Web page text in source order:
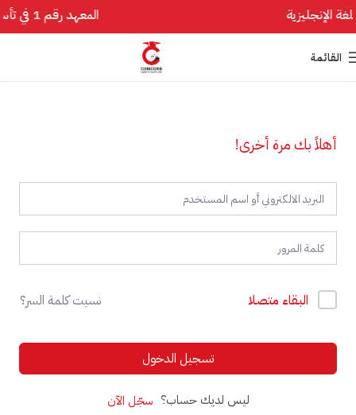
المعهد رقم 1 في تأسيس اللغة الإنجليزية
القائمة
أهلاً بك مرة أخرى!
البقاء متصلا نسيت كلمة السر؟
تسجيل الدخول
ليس لديك حساب؟ سجّل الآن